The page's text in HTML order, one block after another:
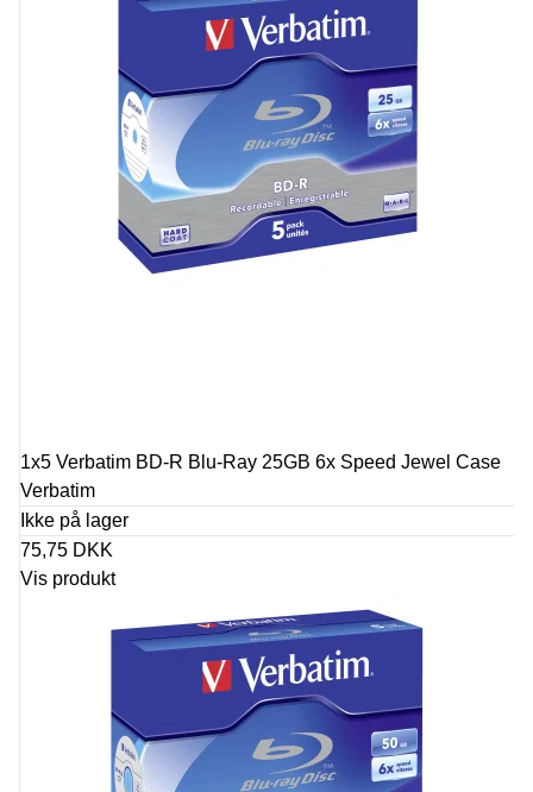
1x5 Verbatim BD-R Blu-Ray 25GB 6x Speed Jewel Case
Verbatim
Ikke på lager
75,75 DKK
Vis produkt